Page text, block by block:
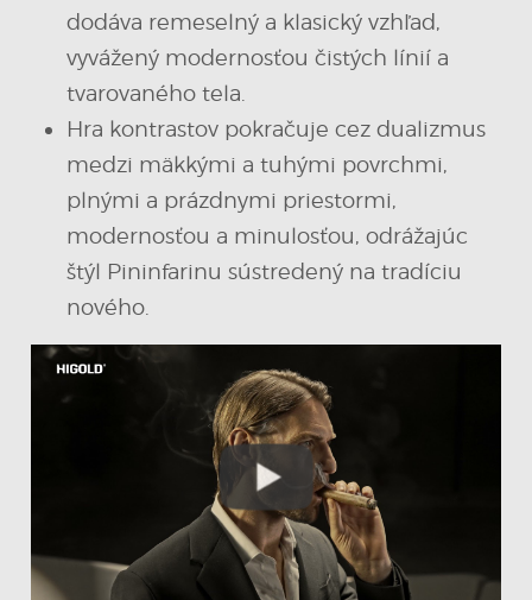
dodáva remeselný a klasický vzhľad,
vyvážený modernosťou čistých línií a
tvarovaného tela.
Hra kontrastov pokračuje cez dualizmus
medzi mäkkými a tuhými povrchmi,
plnými a prázdnymi priestormi,
modernosťou a minulosťou, odrážajúc
štýl Pininfarinu sústredený na tradíciu
nového.